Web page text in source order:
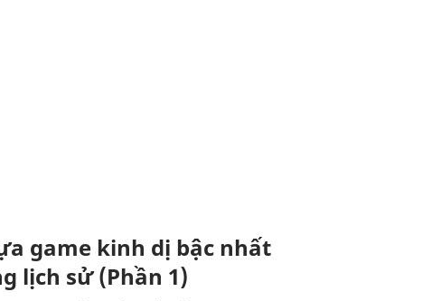
game kinh dị bậc nhất
lịch sử (Phần 1)